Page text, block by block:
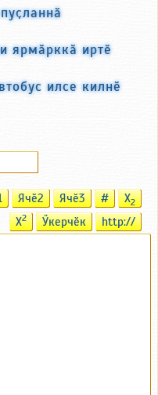
ярмӑрккӑ иртӗ
илсе килнӗ
Ячӗ2 Ячӗ3 # X2
X2 Ӳкерчӗк http://